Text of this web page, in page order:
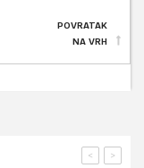
POVRATAK
NA VRH
>
<